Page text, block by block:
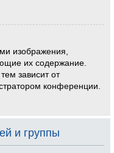
изображения,
их содержание.
зависит от
конференции.
и группы